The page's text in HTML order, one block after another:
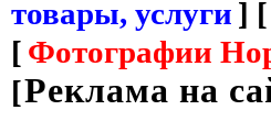
товары, услуги ] [
[ Фотографии
[Реклама на